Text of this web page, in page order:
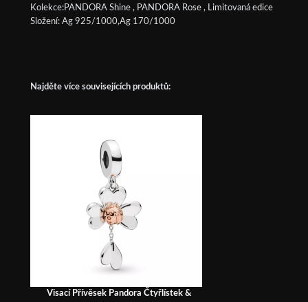
Kolekce:PANDORA Shine , PANDORA Rose , Limitovaná edice
Složení: Ag 925/1000,Ag 170/1000
Najděte více souvisejících produktů:
Visací Přívěsek Pandora Čtyřlístek &